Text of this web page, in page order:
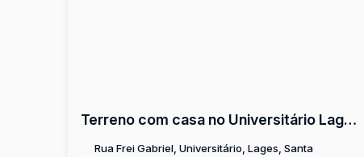
Terreno com casa no Universitário Lages
Rua Frei Gabriel, Universitário, Lages, Santa